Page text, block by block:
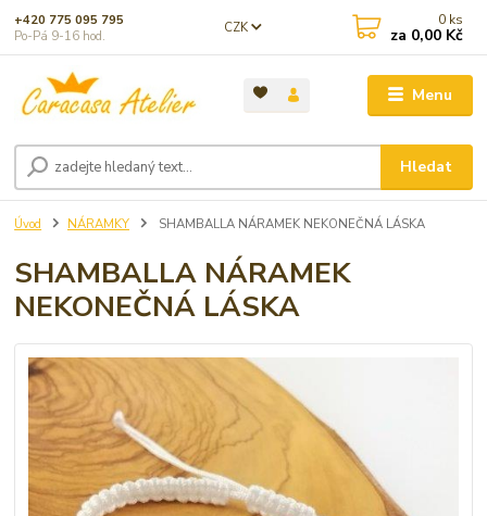
Menu
CZK
Hledat
+420 775 095 795
Po-Pá 9-16 hod.
0 ks
za 0,00 Kč
Úvod NÁRAMKY SHAMBALLA NÁRAMEK NEKONEČNÁ LÁSKA
SHAMBALLA NÁRAMEK
NEKONEČNÁ LÁSKA